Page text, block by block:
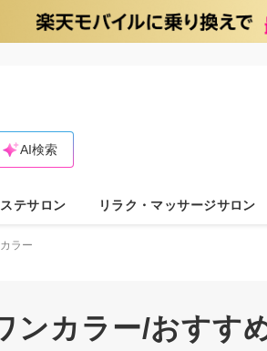
AI検索
テサロン リラク・マッサージサロン
ラー
ンカラー/おすす